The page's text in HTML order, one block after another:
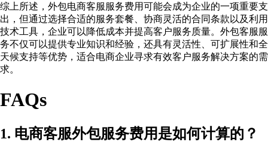
综上所述，外包电商客服服务费用可能会成为企业的一项重要支
出，但通过选择合适的服务套餐、协商灵活的合同条款以及利用
技术工具，企业可以降低成本并提高客户服务质量。外包客服服
务不仅可以提供专业知识和经验，还具有灵活性、可扩展性和全
天候支持等优势，适合电商企业寻求有效客户服务解决方案的需
求。
FAQs
1. 电商客服外包服务费用是如何计算的？